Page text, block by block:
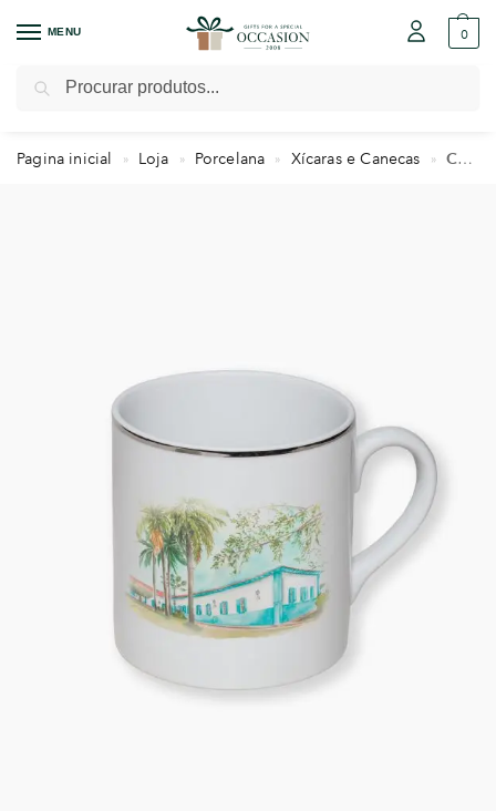
MENU 0
Pagina inicial » Loja » Porcelana » Xícaras e Canecas » Caneca Dallas com Logo ou Brasão